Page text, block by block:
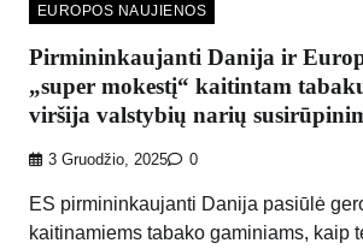
EUROPOS NAUJIENOS
Pirmininkaujanti Danija ir
„super mokestį“ kaitintam
viršija valstybių narių
3 Gruodžio, 2025 0
ES pirmininkaujanti Danija pasiūlė
kaitinamiems tabako gaminiams, kaip